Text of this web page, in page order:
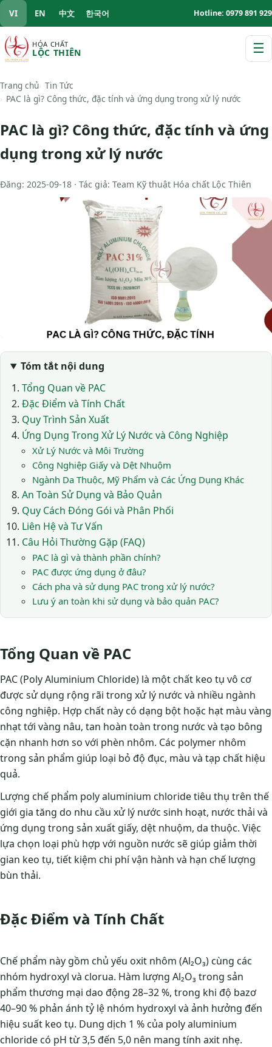
VI EN 中文 한국어 Hotline: 0979 891 929
HÓA CHẤT
LỘC THIÊN ☰
Trang chủ Tin Tức
PAC là gì? Công thức, đặc tính và ứng dụng trong xử lý nước
PAC là gì? Công thức, đặc tính và ứng
dụng trong xử lý nước
Đăng: 2025-09-18 · Tác giả: Team Kỹ thuật Hóa chất Lộc Thiên
Tóm tắt nội dung
Tổng Quan về PAC
Đặc Điểm và Tính Chất
Quy Trình Sản Xuất
Ứng Dụng Trong Xử Lý Nước và Công Nghiệp
Xử Lý Nước và Môi Trường
Công Nghiệp Giấy và Dệt Nhuộm
Ngành Da Thuộc, Mỹ Phẩm và Các Ứng Dụng Khác
An Toàn Sử Dụng và Bảo Quản
Quy Cách Đóng Gói và Phân Phối
Liên Hệ và Tư Vấn
Câu Hỏi Thường Gặp (FAQ)
PAC là gì và thành phần chính?
PAC được ứng dụng ở đâu?
Cách pha và sử dụng PAC trong xử lý nước?
Lưu ý an toàn khi sử dụng và bảo quản PAC?
Tổng Quan về PAC
PAC (Poly Aluminium Chloride) là một chất keo tụ vô cơ
được sử dụng rộng rãi trong xử lý nước và nhiều ngành
công nghiệp. Hợp chất này có dạng bột hoặc hạt màu vàng
nhạt tới vàng nâu, tan hoàn toàn trong nước và tạo bông
cặn nhanh hơn so với phèn nhôm. Các polymer nhôm
trong sản phẩm giúp loại bỏ độ đục, màu và tạp chất hiệu
quả.
Lượng chế phẩm poly aluminium chloride tiêu thụ trên thế
giới gia tăng do nhu cầu xử lý nước sinh hoạt, nước thải và
ứng dụng trong sản xuất giấy, dệt nhuộm, da thuộc. Việc
lựa chọn loại phù hợp với nguồn nước sẽ giúp giảm thời
gian keo tụ, tiết kiệm chi phí vận hành và hạn chế lượng
bùn thải.
Đặc Điểm và Tính Chất
Chế phẩm này gồm chủ yếu oxit nhôm (Al₂O₃) cùng các
nhóm hydroxyl và clorua. Hàm lượng Al₂O₃ trong sản
phẩm thương mại dao động 28–32 %, trong khi độ bazơ
40–90 % phản ánh tỷ lệ nhóm hydroxyl và ảnh hưởng đến
hiệu suất keo tụ. Dung dịch 1 % của poly aluminium
chloride có pH từ 3,5 đến 5,0 nên mang tính axit nhẹ.